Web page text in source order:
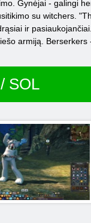
Gynėjai - galingi
su witchers.
ir
armiją.
SOL